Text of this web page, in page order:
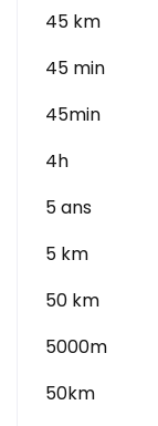
45 km
45 min
45min
4h
5 ans
5 km
50 km
5000m
50km